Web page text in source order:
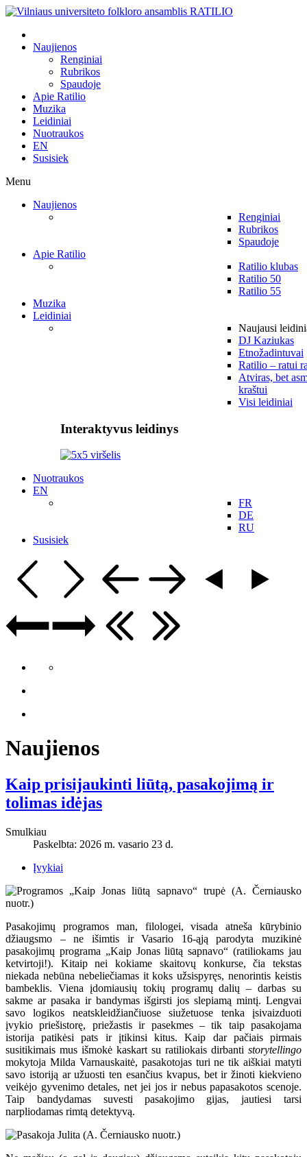
Naujienos
Renginiai
Rubrikos
Spaudoje
Apie Ratilio
Muzika
Leidiniai
Nuotraukos
EN
Susisiek
Menu
Naujienos
Renginiai
Rubrikos
Spaudoje
Apie Ratilio
Ratilio klubas
Ratilio 50
Ratilio 55
Muzika
Leidiniai
Naujausi
DJ Kaziukas
Etnožadintuvai
Ratilio – ratui
Atviras, bet
kraštui
Visi leidiniai
Interaktyvus leidinys
Nuotraukos
EN
FR
DE
RU
Susisiek
Naujienos
Kaip prisijaukinti liūtą, pasakojimą ir
tolimas idėjas
Smulkiau
Paskelbta: 2026 m. vasario 23 d.
Įvykiai
Pasakojimų programos man, filologei, visada atneša kūrybinio
džiaugsmo – ne išimtis ir Vasario 16-ąją parodyta muzikinė
pasakojimų programa „Kaip Jonas liūtą sapnavo“ (ratiliokams jau
ketvirtoji!). Kitaip nei kokiame skaitovų konkurse, čia tekstas
niekada nebūna nebeliečiamas it koks užsispyręs, nenorintis keistis
bambeklis. Viena įdomiausių tokių programų dalių – darbas su
sakme ar pasaka ir bandymas išgirsti jos slepiamą mintį. Lengvai
savo logikos neatskleidžiančiuose siužetuose tenka įsivaizduoti
įvykio priešistorę, priežastis ir pasekmes – tik taip pasakojama
istorija patikėsi pats ir įtikinsi kitus. Kaip dar pačiais pirmais
susitikimais mus išmokė kaskart su ratiliokais dirbanti storytellingo
mokytoja Milda Varnauskaitė, pasakotojas turi ne tik aiškiai matyti
savo istoriją ar užuosti ten esančius kvapus, bet ir žinoti kiekvieno
veikėjo gyvenimo detales, net jei jos ir nebus papasakotos scenoje.
Taip bandydamas suvesti pasakojimo gijas, jautiesi tarsi
narpliodamas rimtą detektyvą.